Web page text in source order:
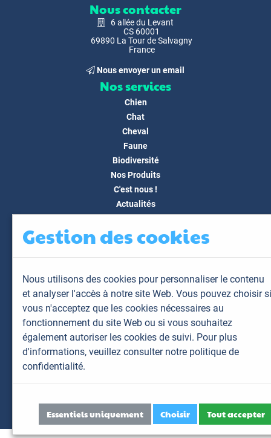
Nous contacter
6 allée du Levant
CS 60001
69890 La Tour de Salvagny
France
Nous envoyer un email
Nos services
Chien
Chat
Cheval
Faune
Biodiversité
Nos Produits
C'est nous !
Actualités
FAQ
Mon espace
Mes animaux
Mes résultats
Mes commandes
Mes factures
Gestion des cookies
Nous utilisons des cookies pour personnaliser le contenu
et analyser l'accès à notre site Web. Vous pouvez choisir si
vous n'acceptez que les cookies nécessaires au
fonctionnement du site Web ou si vous souhaitez
également autoriser les cookies de suivi. Pour plus
d'informations, veuillez consulter notre politique de
confidentialité.
Essentiels uniquement Choisir Tout accepter